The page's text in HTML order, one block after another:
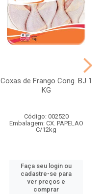
Coxas de Frango Cong. BJ 1
KG
Código: 002520
Embalagem: CX. PAPELAO
C/12kg
Faça seu login ou
cadastre-se para
ver preços e
comprar